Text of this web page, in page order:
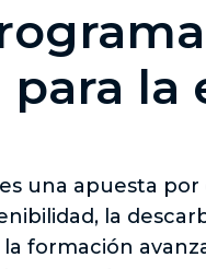
para
una apuesta
la
la formación